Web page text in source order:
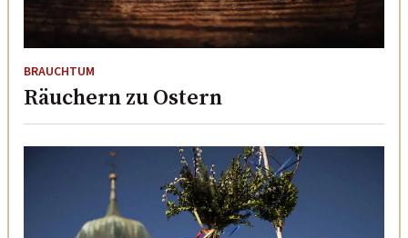
BRAUCHTUM
Räuchern zu Ostern